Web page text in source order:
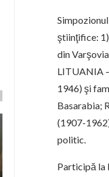
ştiinţifice:
din
LITUANIA
1946) şi
Basarabia;
(1907-
politic.
Participă la